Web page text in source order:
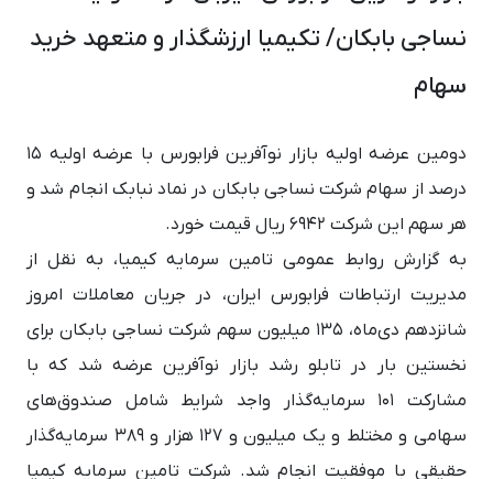
نساجی بابکان/ تکیمیا ارزشگذار و متعهد خرید
سهام
دومین عرضه اولیه بازار نوآفرین فرابورس با عرضه اولیه 15
درصد از سهام شرکت نساجی بابکان در نماد نبابک انجام شد و
هر سهم این شرکت 6942 ریال قیمت خورد.
به گزارش روابط عمومی تامین سرمایه کیمیا، به نقل از
مدیریت ارتباطات فرابورس ایران، در جریان معاملات امروز
شانزدهم دی‌ماه، 135 میلیون سهم شرکت نساجی بابکان برای
نخستین بار در تابلو رشد بازار نوآفرین عرضه شد که با
مشارکت 101 سرمایه‌گذار واجد شرایط شامل صندوق‌های
سهامی و مختلط و یک میلیون و 127 هزار و 389 سرمایه‌گذار
حقیقی با موفقیت انجام شد. شرکت تامین سرمایه کیمیا